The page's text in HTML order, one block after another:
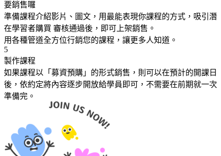
要銷售囉
準備課程介紹影片、圖文，用最能表現你課程的方式，吸引潛
在學習者購買 審核通過後，即可上架銷售。
用各種管道全方位行銷您的課程，讓更多人知道。
5
製作課程
如果課程以「募資預購」的形式銷售，則可以在預計的開課日
後，依約定將內容逐步開放給學員即可，不需要在前期就一次
準備完。